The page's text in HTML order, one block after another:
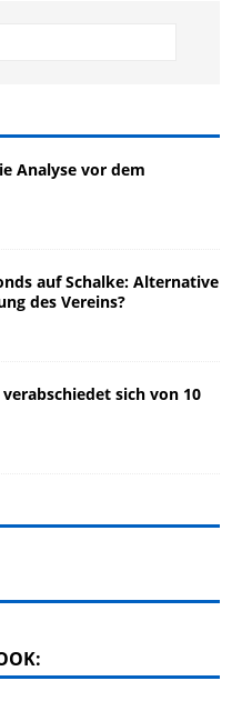
Analyse vor dem
auf Schalke: Alternative
des Vereins?
sich von 10